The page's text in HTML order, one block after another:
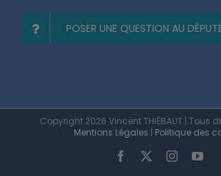
POSER UNE QUESTION AU
Copyright 2026 Vincent THIÉBAUT | Tous
Mentions Légales | Politique des
Facebook Instagram